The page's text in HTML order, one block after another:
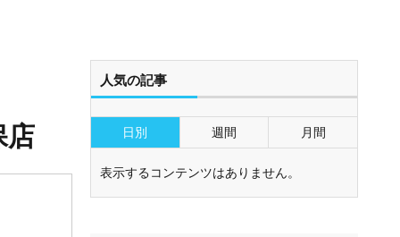
店
人気の記事
日別 週間 月間
表示するコンテンツはありません。